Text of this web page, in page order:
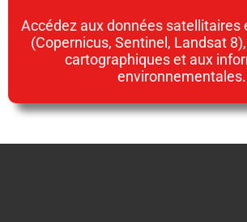
Accédez aux données satellitaires
(Copernicus, Sentinel, Landsat
cartographiques et aux
environnementales.